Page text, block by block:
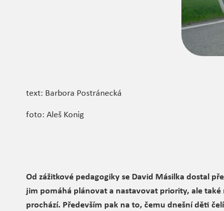
text: Barbora Postránecká
foto: Aleš Konig
Od zážitkové pedagogiky se David Másilka dostal
jim pomáhá plánovat a nastavovat priority, ale
prochází. Především pak na to, čemu dnešní děti